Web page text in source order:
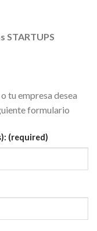
STARTUPS
tu empresa desea
formulario
(required)